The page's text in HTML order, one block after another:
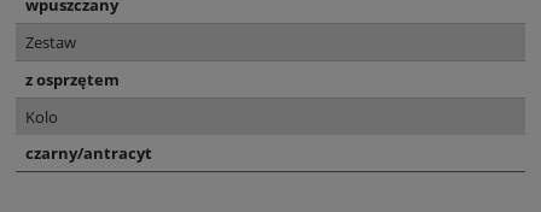
wpuszczany
Zestaw
z osprzętem
Kolo
czarny/antracyt